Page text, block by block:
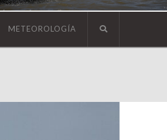
METEOROLOGÍA